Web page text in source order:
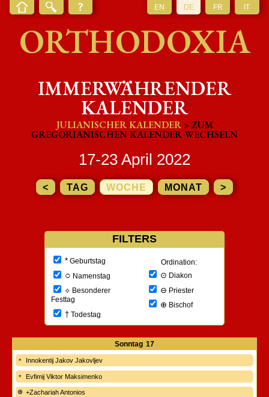
EN DE FR IT
ORTHODOXIA
IMMERWÄHRENDER
KALENDER
JULIANISCHER KALENDER > ZUM
GREGORIANISCHEN KALENDER WECHSELN
17-23 April 2022
< TAG WOCHE MONAT >
FILTERS
*Geburtstag
○ Namenstag
⟡ Besonderer
Festtag
†Todestag
Ordination:
⊙ Diakon
⊖ Priester
⊕ Bischof
Sonntag 17
Innokentij Jakov Jakovljev
Evfimij Viktor Maksimenko
+Zachariah Antonios